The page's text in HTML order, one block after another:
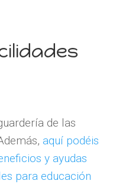
de las
aquí podéis
y ayudas
para educación